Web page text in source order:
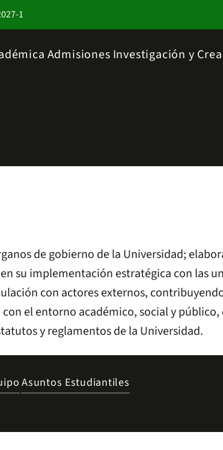
1
Admisiones Investigación y
de gobierno de la Universidad;
su implementación estratégica con las
con actores externos,
el entorno académico, social y público,
y reglamentos de la Universidad.
Asuntos Estudiantiles